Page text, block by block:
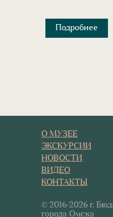
Подробнее
О МУЗЕЕ
ЭКСКУРСИИ
НОВОСТИ
ВИДЕО
КОНТАКТЫ
© 2016-2026 г.
города Омска